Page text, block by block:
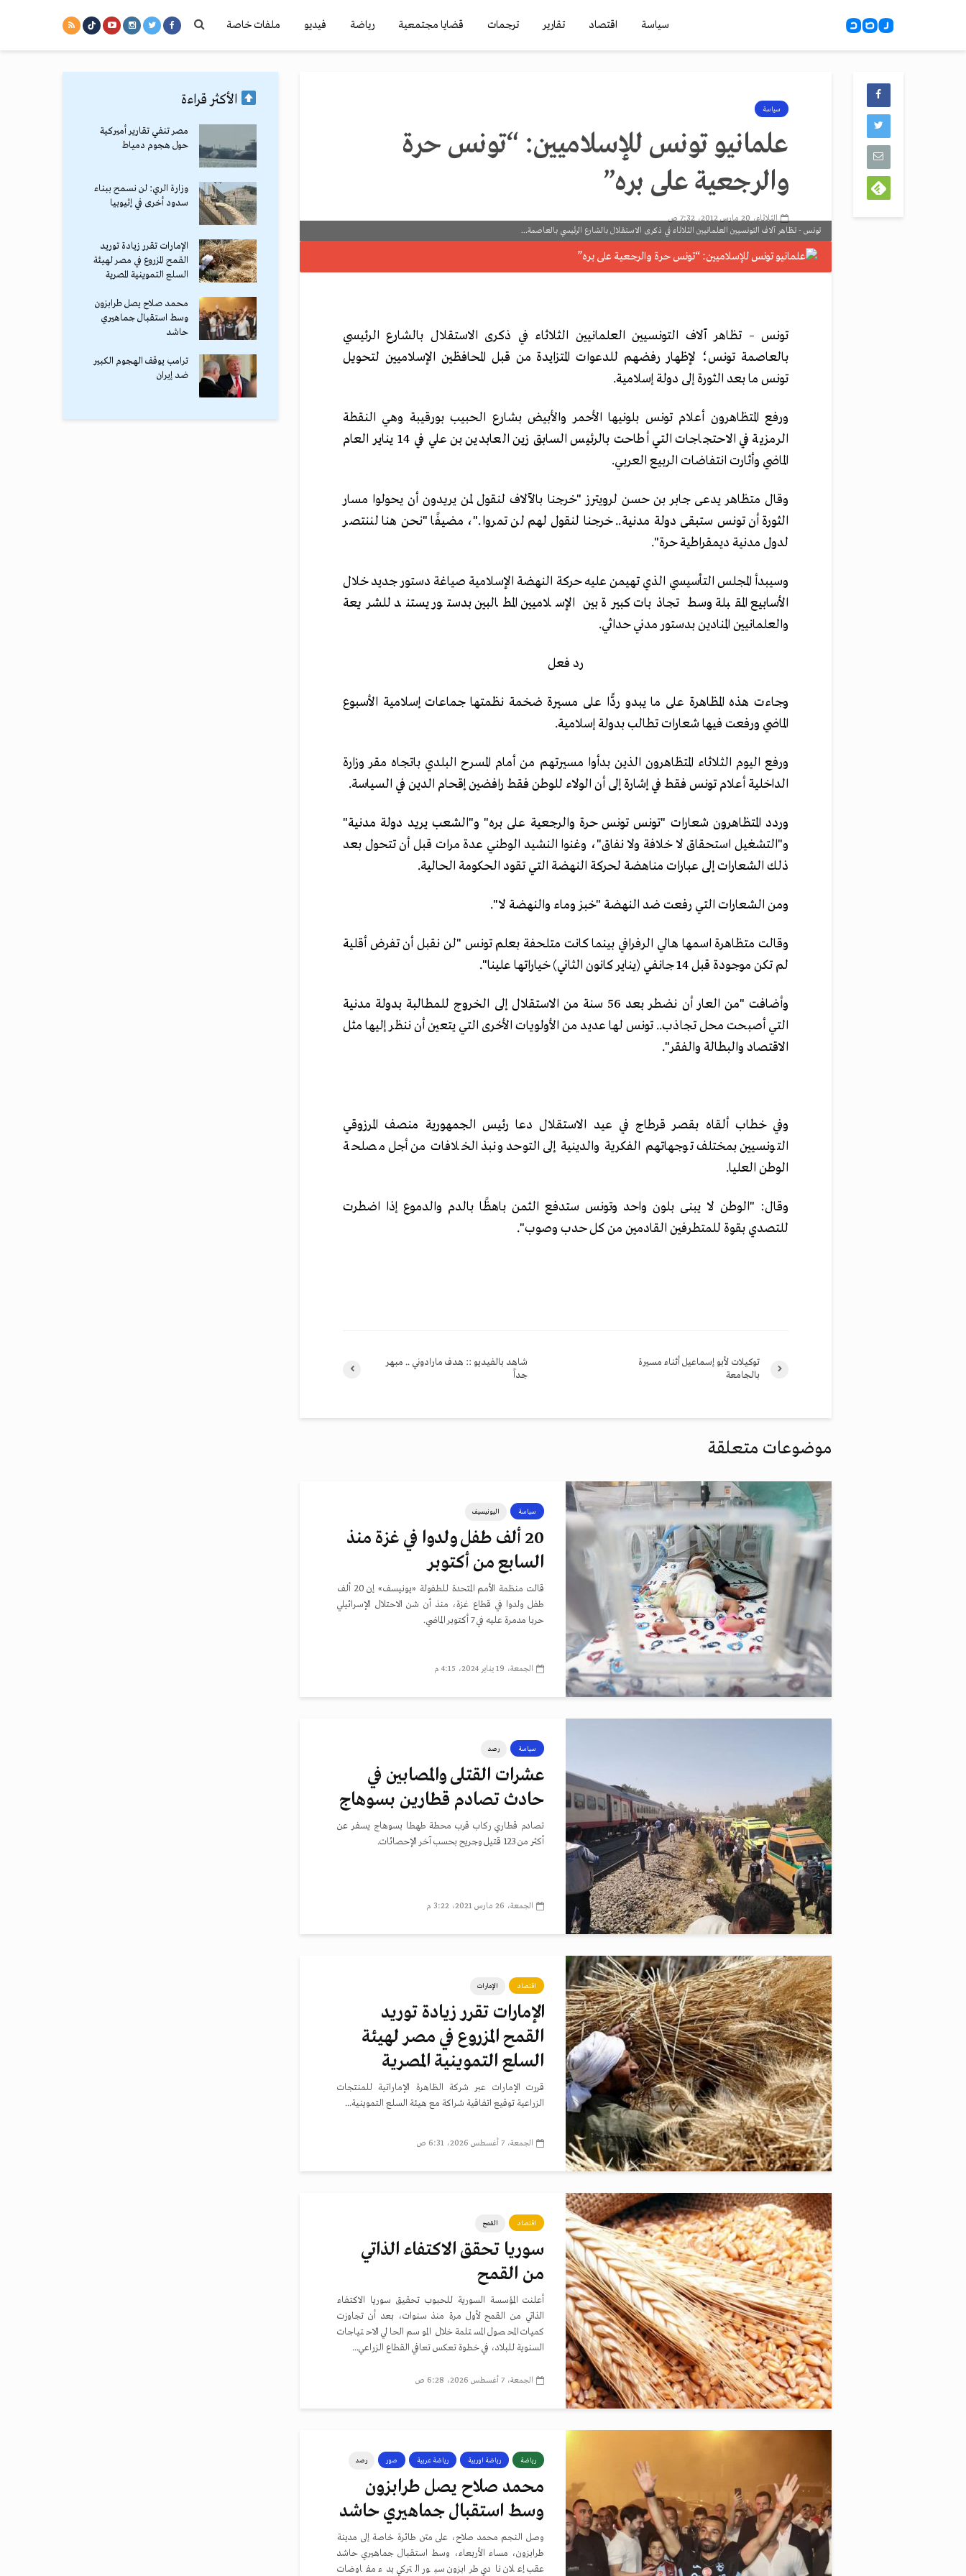
سياسة اقتصاد تقارير ترجمات قضايا مجتمعية رياضة فيديو ملفات خاصة
سياسة
علمانيو تونس للإسلاميين: “تونس حرة
والرجعية على بره”
الثلاثاء، 20 مارس 2012، 7:32 ص
تونس - تظاهر آلاف التونسيين العلمانيين الثلاثاء في ذكرى الاستقلال بالشارع الرئيسي بالعاصمة...
تونس – تظاهر آلاف التونسيين العلمانيين الثلاثاء في ذكرى الاستقلال بالشارع الرئيسي
بالعاصمة تونس؛ لإظهار رفضهم للدعوات المتزايدة من قبل المحافظين الإسلاميين لتحويل
تونس ما بعد الثورة إلى دولة إسلامية.
ورفع المتظاهرون أعلام تونس بلونيها الأحمر والأبيض بشارع الحبيب بورقيبة وهي النقطة
الرمزية في الاحتجاجات التي أطاحت بالرئيس السابق زين العابدين بن علي في 14 يناير العام
الماضي وأثارت انتفاضات الربيع العربي.
وقال متظاهر يدعى جابر بن حسن لرويترز "خرجنا بالآلاف لنقول لمن يريدون أن يحولوا مسار
الثورة أن تونس ستبقى دولة مدنية.. خرجنا لنقول لهم لن تمروا."، مضيفًا "نحن هنا لننتصر
لدول مدنية ديمقراطية حرة".
وسيبدأ المجلس التأسيسي الذي تهيمن عليه حركة النهضة الإسلامية صياغة دستور جديد خلال
الأسابيع المقبلة وسط تجاذبات كبيرة بين الإسلاميين المطالبين بدستور يستند للشريعة
والعلمانيين المنادين بدستور مدني حداثي.
رد فعل
وجاءت هذه المظاهرة على ما يبدو ردًّا على مسيرة ضخمة نظمتها جماعات إسلامية الأسبوع
الماضي ورفعت فيها شعارات تطالب بدولة إسلامية.
ورفع اليوم الثلاثاء المتظاهرون الذين بدأوا مسيرتهم من أمام المسرح البلدي باتجاه مقر وزارة
الداخلية أعلام تونس فقط في إشارة إلى أن الولاء للوطن فقط رافضين إقحام الدين في السياسة.
وردد المتظاهرون شعارات "تونس تونس حرة والرجعية على بره" و"الشعب يريد دولة مدنية"
و"التشغيل استحقاق لا خلافة ولا نفاق"، وغنوا النشيد الوطني عدة مرات قبل أن تتحول بعد
ذلك الشعارات إلى عبارات مناهضة لحركة النهضة التي تقود الحكومة الحالية.
ومن الشعارات التي رفعت ضد النهضة "خبز وماء والنهضة لا".
وقالت متظاهرة اسمها هالي الرفرافي بينما كانت متلحفة بعلم تونس "لن نقبل أن تفرض أقلية
لم تكن موجودة قبل 14 جانفي (يناير كانون الثاني) خياراتها علينا".
وأضافت "من العار أن نضطر بعد 56 سنة من الاستقلال إلى الخروج للمطالبة بدولة مدنية
التي أصبحت محل تجاذب.. تونس لها عديد من الأولويات الأخرى التي يتعين أن ننظر إليها مثل
الاقتصاد والبطالة والفقر".
وفي خطاب ألقاه بقصر قرطاج في عيد الاستقلال دعا رئيس الجمهورية منصف المرزوقي
التونسيين بمختلف توجهاتهم الفكرية والدينية إلى التوحد ونبذ الخلافات من أجل مصلحة
الوطن العليا.
وقال: "الوطن لا يبنى بلون واحد وتونس ستدفع الثمن باهظًا بالدم والدموع إذا اضطرت
للتصدي بقوة للمتطرفين القادمين من كل حدب وصوب".
شاهد بالفيديو :: هدف مارادوني .. مبهر
جداً
توكيلات لأبو إسماعيل أثناء مسيرة
بالجامعة
موضوعات متعلقة
سياسة اليونيسيف
20 ألف طفل ولدوا في غزة منذ
السابع من أكتوبر
قالت منظمة الأمم المتحدة للطفولة «يونيسف» إن 20 ألف
طفل ولدوا في قطاع غزة، منذ أن شن الاحتلال الإسرائيلي
حربا مدمرة عليه في 7 أكتوبر الماضي.
الجمعة، 19 يناير 2024، 4:15 م
سياسة رصد
عشرات القتلى والمصابين في
حادث تصادم قطارين بسوهاج
تصادم قطاري ركاب قرب محطة طهطا بسوهاج يسفر عن
أكثر من 123 قتيل وجريح بحسب آخر الإحصائات.
الجمعة، 26 مارس 2021، 3:22 م
اقتصاد الإمارات
الإمارات تقرر زيادة توريد
القمح المزروع في مصر لهيئة
السلع التموينية المصرية
قررت الإمارات عبر شركة الظاهرة الإماراتية للمنتجات
الزراعية توقيع اتفاقية شراكة مع هيئة السلع التموينية...
الجمعة، 7 أغسطس 2026، 6:31 ص
اقتصاد القمح
سوريا تحقق الاكتفاء الذاتي
من القمح
أعلنت المؤسسة السورية للحبوب تحقيق سوريا الاكتفاء
الذاتي من القمح لأول مرة منذ سنوات، بعد أن تجاوزت
كميات المحصول المستلمة خلال الموسم الحالي الاحتياجات
السنوية للبلاد، في خطوة تعكس تعافي القطاع الزراعي...
الجمعة، 7 أغسطس 2026، 6:28 ص
رياضة رياضة اوربية رياضة عربية صور رصد
محمد صلاح يصل طرابزون
وسط استقبال جماهيري حاشد
وصل النجم محمد صلاح، على متن طائرة خاصة إلى مدينة
طرابزون، مساء الأربعاء، وسط استقبال جماهيري حاشد
عقب إعلان نادي طرابزون سبور التركي بدء مفاوضات
الأكثر قراءة
مصر تنفي تقارير أميركية
حول هجوم دمياط
وزارة الري: لن نسمح ببناء
سدود أخرى في إثيوبيا
الإمارات تقرر زيادة توريد
القمح المزروع في مصر لهيئة
السلع التموينية المصرية
محمد صلاح يصل طرابزون
وسط استقبال جماهيري
حاشد
ترامب يوقف الهجوم الكبير
ضد إيران